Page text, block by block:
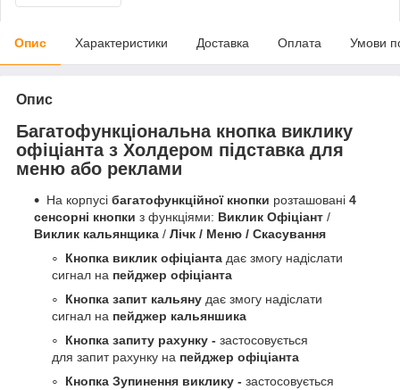
Опис Характеристики Доставка Оплата Умови
Опис
Багатофункціональна кнопка виклику
офіціанта з Холдером підставка для
меню або реклами
На корпусі багатофункційної кнопки розташовані 4
сенсорні кнопки з функціями: Виклик Офіціант /
Виклик кальянщика / Лічк / Меню / Скасування
Кнопка виклик офіціанта дає змогу надіслати
сигнал на пейджер офіціанта
Кнопка запит кальяну дає змогу надіслати
сигнал на пейджер кальяншика
Кнопка запиту рахунку - застосовується
для запит рахунку на пейджер офіціанта
Кнопка Зупинення виклику - застосовується